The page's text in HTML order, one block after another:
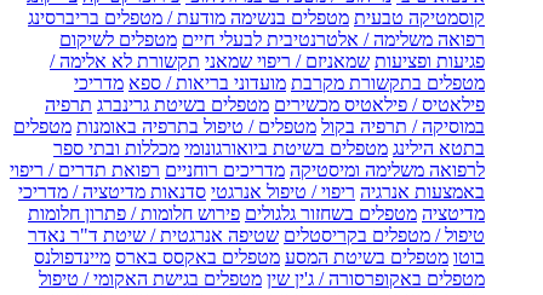
קוסמטיקה טבעית מטפלים בנשימה מודעת / מטפלים בריברסינג
רפואה משלימה / אלטרנטיבית לבעלי חיים מטפלים לשיקום
פגיעות ופציעות שמאניזם / ריפוי שמאני תקשורת לא אלימה /
מטפלים בתקשורת מקרבת מועדוני בריאות / ספא מדריכי
פילאטיס / פילאטיס מכשירים מטפלים בשיטת גרינברג תרפיה
במוסיקה / תרפיה בקול מטפלים / טיפול בתרפיה באומנות מטפלים
בתטא הילינג מטפלים בשיטת ביואורגונומי מכללות ובתי ספר
לרפואה משלימה ומיסטיקה מדריכים רוחניים רפואת תדרים / ריפוי
באמצעות אנרגיה ריפוי / טיפול אנרגטי סדנאות מדיטציה / מדריכי
מדיטציה מטפלים בשחזור גלגולים פירוש חלומות / פתרון חלומות
טיפול / מטפלים בקריסטלים שטיפה אנרגטית / שיטת ד"ר נאדר
בוטו מטפלים בשיטת המסע מטפלים באקסס בארס מיינדפולנס
מטפלים באקופרסורה / ג'ין שין מטפלים בגישת האקומי / טיפול